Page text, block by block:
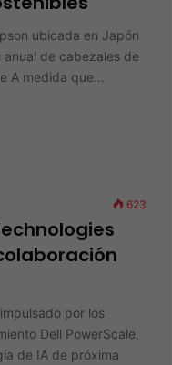
ubicada en Japón
de cabezales de
A medida que…
623
por los
Dell PowerScale,
de IA de próxima